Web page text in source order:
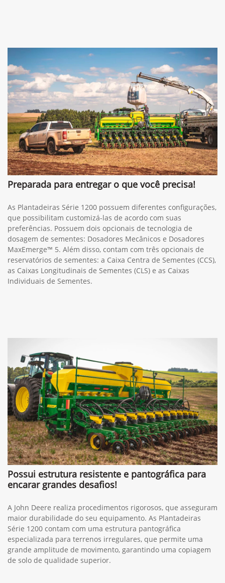
Preparada para entregar o que você precisa!
As Plantadeiras Série 1200 possuem diferentes configurações,
que possibilitam customizá-las de acordo com suas
preferências. Possuem dois opcionais de tecnologia de
dosagem de sementes: Dosadores Mecânicos e Dosadores
MaxEmerge™ 5. Além disso, contam com três opcionais de
reservatórios de sementes: a Caixa Centra de Sementes (CCS),
as Caixas Longitudinais de Sementes (CLS) e as Caixas
Individuais de Sementes.
Possui estrutura resistente e pantográfica para
encarar grandes desafios!
A John Deere realiza procedimentos rigorosos, que asseguram
maior durabilidade do seu equipamento. As Plantadeiras
Série 1200 contam com uma estrutura pantográfica
especializada para terrenos irregulares, que permite uma
grande amplitude de movimento, garantindo uma copiagem
de solo de qualidade superior.